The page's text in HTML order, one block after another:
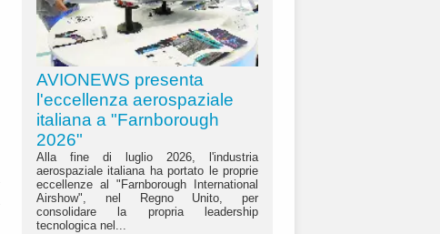
AVIONEWS presenta
l'eccellenza aerospaziale
italiana a "Farnborough
2026"
Alla fine di luglio 2026, l'industria
aerospaziale italiana ha portato le proprie
eccellenze al "Farnborough International
Airshow", nel Regno Unito, per
consolidare la propria leadership
tecnologica nel...